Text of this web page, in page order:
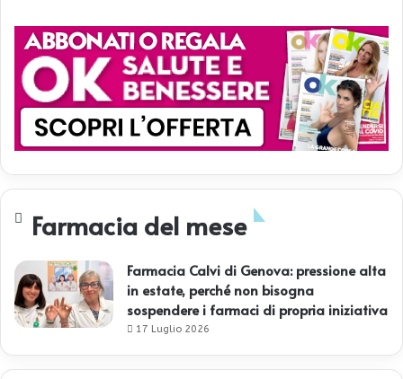
Farmacia del mese
Farmacia Calvi di Genova: pressione alta
in estate, perché non bisogna
sospendere i farmaci di propria iniziativa
17 Luglio 2026